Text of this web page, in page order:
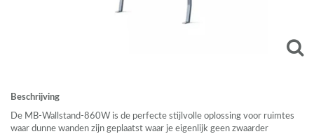
Beschrijving
De MB-Wallstand-860W is de perfecte stijlvolle oplossing voor ruimtes
waar dunne wanden zijn geplaatst waar je eigenlijk geen zwaarder